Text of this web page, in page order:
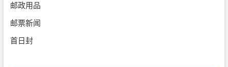
邮政用品
邮票新闻
首日封